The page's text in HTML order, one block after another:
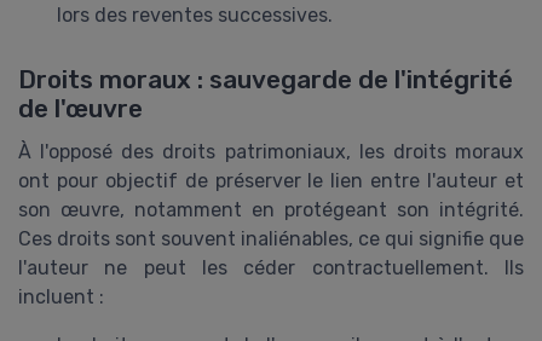
lors des reventes successives.
Droits moraux : sauvegarde de l'intégrité
de l'œuvre
À l'opposé des droits patrimoniaux, les droits moraux
ont pour objectif de préserver le lien entre l'auteur et
son œuvre, notamment en protégeant son intégrité.
Ces droits sont souvent inaliénables, ce qui signifie que
l'auteur ne peut les céder contractuellement. Ils
incluent :